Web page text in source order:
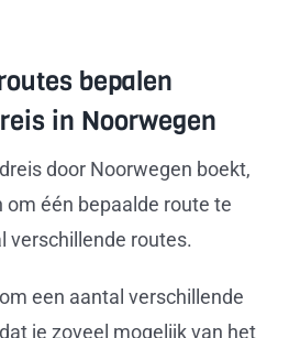
bepalen
in Noorwegen
door Noorwegen boekt,
om één bepaalde route te
verschillende routes.
een aantal verschillende
je zoveel mogelijk van het